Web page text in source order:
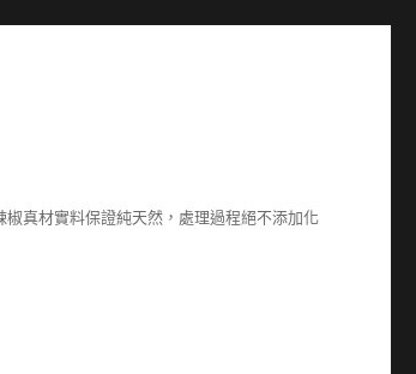
真材實料保證純天然，處理過程絕不添加化